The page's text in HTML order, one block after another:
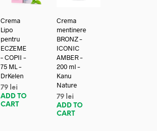
Crema
Lipo
pentru
ECZEME
– COPII –
75 ML –
DrKelen
79 lei
ADD TO
CART
Crema
mentinere
BRONZ –
ICONIC
AMBER –
200 ml –
Kanu
Nature
79 lei
ADD TO
CART